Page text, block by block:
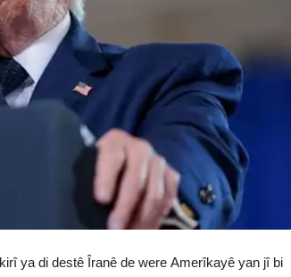
ya di destê Îranê de were Amerîkayê yan jî bi